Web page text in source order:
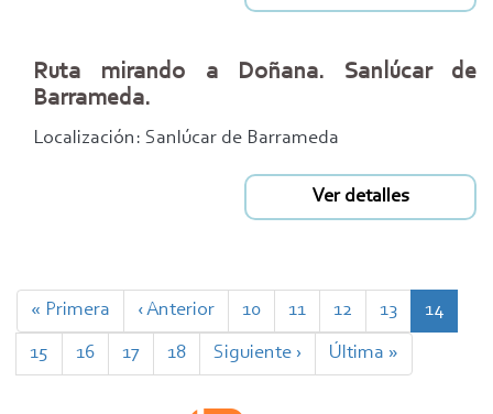
Ruta mirando a Doñana. Sanlúcar de
Barrameda.
Localización: Sanlúcar de Barrameda
Ver detalles
Paginación
Primera
página
« Primera
Página
anterior
‹ Anterior Page
10 Page
11 Page
12 Page
13
Página
actual
14
Page
15 Page
16 Page
17 Page
18
Siguiente
página
Siguiente ›
Última
página
Última »